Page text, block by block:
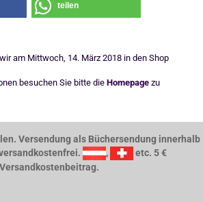
teilen
am Mittwoch, 14. März 2018 in den Shop
besuchen Sie bitte die Homepage zu
Versendung als Büchersendung innerhalb
,
etc. 5 €
Versandkostenbeitrag.